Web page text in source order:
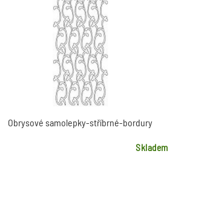
Obrysové samolepky-stříbrné-bordury
Skladem